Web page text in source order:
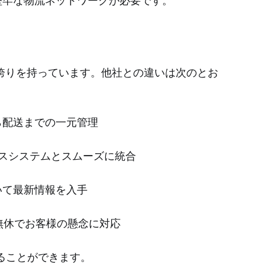
を持っています。他社との違いは次のとお
送までの一元管理
システムとスムーズに統合
最新情報を入手
でお客様の懸念に対応
とができます。